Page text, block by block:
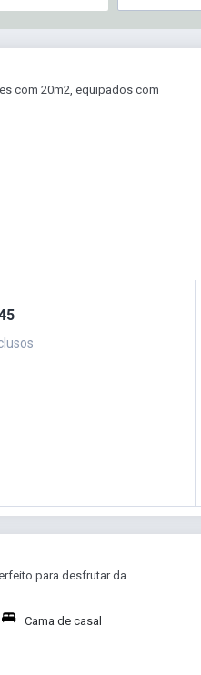
com 20m2, equipados com
para desfrutar da
Cama de casal